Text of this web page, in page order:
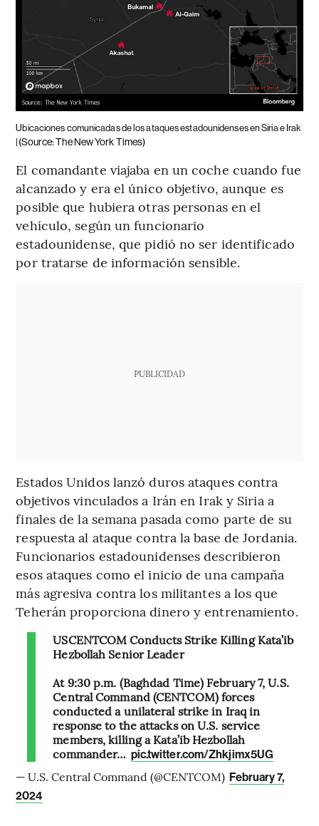
Ubicaciones comunicadas de los ataques estadounidenses en Siria e Irak
(Source: The New York Times)
El comandante viajaba en un coche cuando fue
alcanzado y era el único objetivo, aunque es
posible que hubiera otras personas en el
vehículo, según un funcionario
estadounidense, que pidió no ser identificado
por tratarse de información sensible.
PUBLICIDAD
Estados Unidos lanzó duros ataques contra
objetivos vinculados a Irán en Irak y Siria a
finales de la semana pasada como parte de su
respuesta al ataque contra la base de Jordania.
Funcionarios estadounidenses describieron
esos ataques como el inicio de una campaña
más agresiva contra los militantes a los que
Teherán proporciona dinero y entrenamiento.
USCENTCOM Conducts Strike Killing Kata’ib
Hezbollah Senior Leader
At 9:30 p.m. (Baghdad Time) February 7, U.S.
Central Command (CENTCOM) forces
conducted a unilateral strike in Iraq in
response to the attacks on U.S. service
members, killing a Kata’ib Hezbollah
commander… pic.twitter.com/Zhkjimx5UG
— U.S. Central Command (@CENTCOM) February 7,
2024